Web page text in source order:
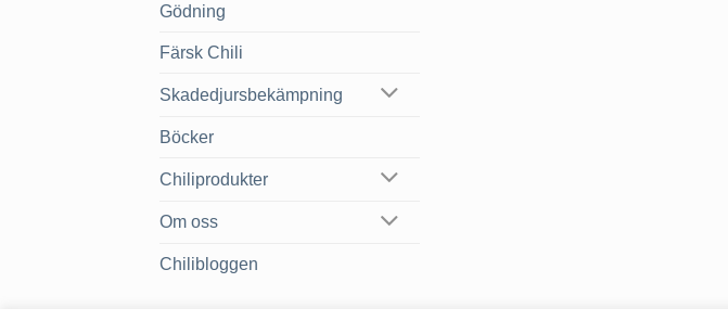
Gödning
Färsk Chili
Skadedjursbekämpning
Böcker
Chiliprodukter
Om oss
Chilibloggen